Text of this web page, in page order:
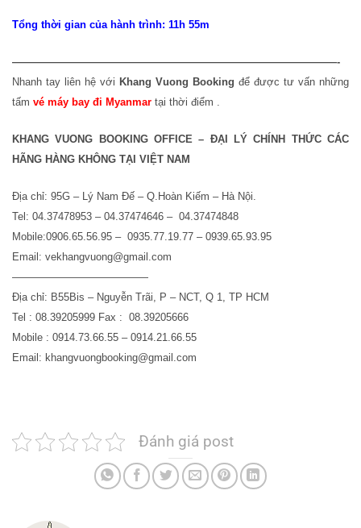
Tổng thời gian của hành trình: 11h 55m
———————————————————————————————-
Nhanh tay liên hệ với Khang Vuong Booking để được tư vấn những
tấm vé máy bay đi Myanmar tại thời điểm .
KHANG VUONG BOOKING OFFICE – ĐẠI LÝ CHÍNH THỨC CÁC
HÃNG HÀNG KHÔNG TẠI VIỆT NAM
Địa chỉ: 95G – Lý Nam Đế – Q.Hoàn Kiếm – Hà Nội.
Tel: 04.37478953 – 04.37474646 – 04.37474848
Mobile:0906.65.56.95 – 0935.77.19.77 – 0939.65.93.95
Email: vekhangvuong@gmail.com
—————————————
Địa chỉ: B55Bis – Nguyễn Trãi, P – NCT, Q 1, TP HCM
Tel : 08.39205999 Fax : 08.39205666
Mobile : 0914.73.66.55 – 0914.21.66.55
Email: khangvuongbooking@gmail.com
Đánh giá post